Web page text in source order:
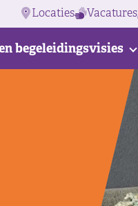
Locaties Vacatures
begeleidingsvisies